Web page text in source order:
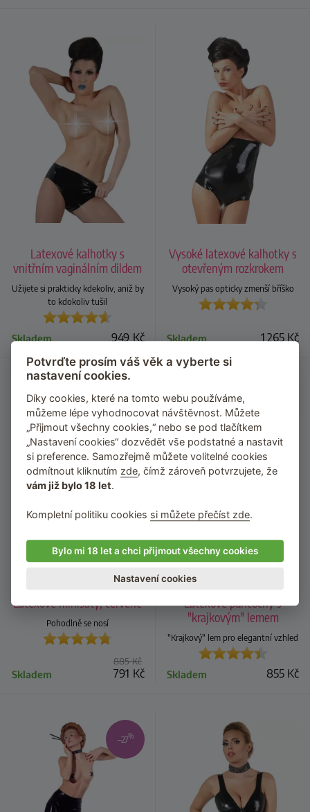
Latexové kalhotky s
vnitřním vaginálním dildem
Užijete si prakticky kdekoliv, aniž by
to kdokoliv tušil
949Kč
Skladem
Vysoké latexové kalhotky s
otevřeným rozkrokem
Vysoký pas opticky zmenší bříško
1 265Kč
Skladem
–94 Kč
Latexové minišaty, červené
Pohodlně se nosí
885Kč
791 Kč
Skladem
Náš TIP
Latexové punčochy s
"krajkovým" lemem
"Krajkový" lem pro elegantní vzhled
855 Kč
Skladem
–27%
Potvrďte prosím váš věk a vyberte si
nastavení cookies.
Díky cookies, které na tomto webu používáme,
můžeme lépe vyhodnocovat návštěvnost. Můžete
„Přijmout všechny cookies,“ nebo se pod tlačítkem
„Nastavení cookies“ dozvědět vše podstatné a nastavit
si preference. Samozřejmě můžete volitelné cookies
odmítnout kliknutím zde, čímž zároveň potvrzujete, že
vám již bylo 18 let.
Kompletní politiku cookies si můžete přečíst zde.
Bylo mi 18 let a chci přijmout všechny cookies
Nastavení cookies